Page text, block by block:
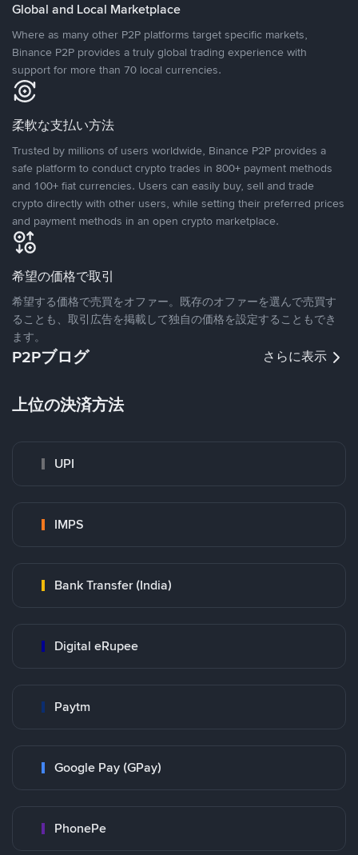
Global and Local Marketplace
Where as many other P2P platforms target specific markets,
Binance P2P provides a truly global trading experience with
support for more than 70 local currencies.
柔軟な支払い方法
Trusted by millions of users worldwide, Binance P2P provides a
safe platform to conduct crypto trades in 800+ payment methods
and 100+ fiat currencies. Users can easily buy, sell and trade
crypto directly with other users, while setting their preferred prices
and payment methods in an open crypto marketplace.
希望の価格で取引
希望する価格で売買をオファー。既存のオファーを選んで売買す
ることも、取引広告を掲載して独自の価格を設定することもでき
ます。
P2Pブログ さらに表示
上位の決済方法
UPI
IMPS
Bank Transfer (India)
Digital eRupee
Paytm
Google Pay (GPay)
PhonePe